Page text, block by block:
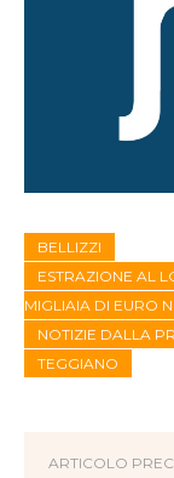
BELLIZZI
ESTRAZIONE AL
MIGLIAIA DI EURO
NOTIZIE DALLA
TEGGIANO
ARTICOLO